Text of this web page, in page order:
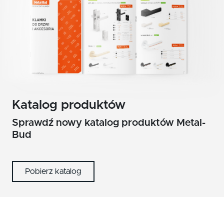
grafit
chrom szczotkowany mat
nikiel szczotkowany
nikiel szczotkowany mat
patyna
Katalog produktów
Sprawdź nowy katalog produktów Metal-
Bud
Pobierz katalog